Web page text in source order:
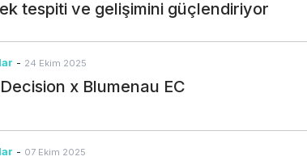
tespiti ve gelişimini güçlendiriyor
- 24 Ekim 2025
x Blumenau EC
- 07 Ekim 2025